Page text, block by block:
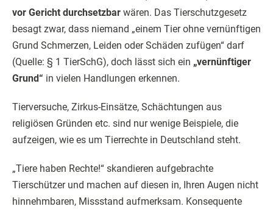
vor Gericht durchsetzbar wären. Das Tierschutzgesetz
besagt zwar, dass niemand „einem Tier ohne vernünftigen
Grund Schmerzen, Leiden oder Schäden zufügen“ darf
(Quelle: § 1 TierSchG), doch lässt sich ein „vernünftiger
Grund“ in vielen Handlungen erkennen.
Tierversuche, Zirkus-Einsätze, Schächtungen aus
religiösen Gründen etc. sind nur wenige Beispiele, die
aufzeigen, wie es um Tierrechte in Deutschland steht.
„Tiere haben Rechte!“ skandieren aufgebrachte
Tierschützer und machen auf diesen in, Ihren Augen nicht
hinnehmbaren, Missstand aufmerksam. Konsequente